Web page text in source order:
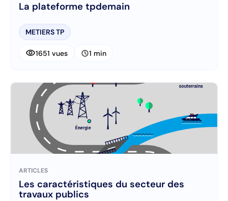
La plateforme tpdemain
METIERS TP
visibility1651 vues schedule1 min
ARTICLES
Les caractéristiques du secteur des
travaux publics